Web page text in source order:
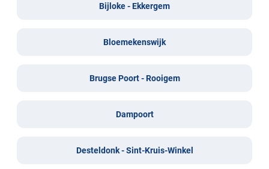
Bijloke - Ekkergem
Bloemekenswijk
Brugse Poort - Rooigem
Dampoort
Desteldonk - Sint-Kruis-Winkel